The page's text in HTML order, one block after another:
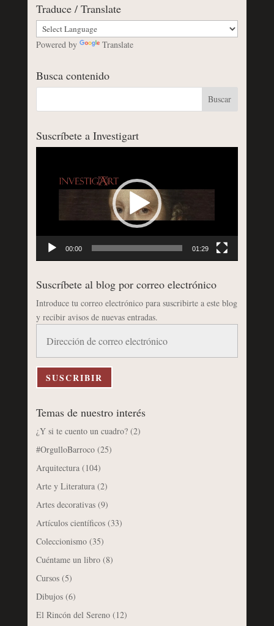
Traduce / Translate
Powered by Translate
Busca contenido
Suscríbete a Investigart
00:00 01:29
Suscríbete al blog por correo electrónico
Introduce tu correo electrónico para suscribirte a este blog
y recibir avisos de nuevas entradas.
correo
electrónico
SUSCRIBIR
Temas de nuestro interés
¿Y si te cuento un cuadro?(2)
#OrgulloBarroco(25)
Arquitectura(104)
Arte y Literatura(2)
Artes decorativas(9)
Artículos científicos(33)
Coleccionismo(35)
Cuéntame un libro(8)
Cursos(5)
Dibujos(6)
El Rincón del Sereno(12)